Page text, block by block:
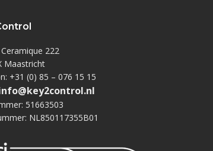
222
Maastricht
+31 (0) 85 – 076 15 15
51663503
NL850117355B01